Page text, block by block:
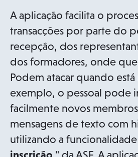
A aplicação facilita o
transacções por parte do
recepção, dos
dos formadores, onde
Podem atacar quando
exemplo, o pessoal pode
facilmente novos
mensagens de texto com
utilizando a funcionalidade